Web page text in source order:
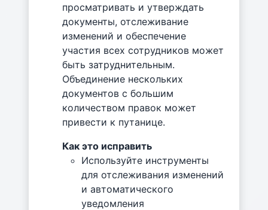
просматривать и утверждать
документы, отслеживание
изменений и обеспечение
участия всех сотрудников может
быть затруднительным.
Объединение нескольких
документов с большим
количеством правок может
привести к путанице.
Как это исправить
Используйте инструменты
для отслеживания изменений
и автоматического
уведомления